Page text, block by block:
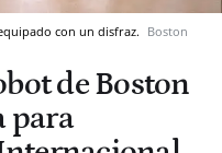
con un disfraz. Boston
de Boston
para